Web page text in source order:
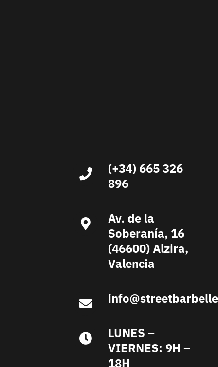
(+34) 665 326
896
Av. de la
Soberanía, 16
(46600) Alzira,
Valencia
LUNES –
VIERNES: 9H –
18H